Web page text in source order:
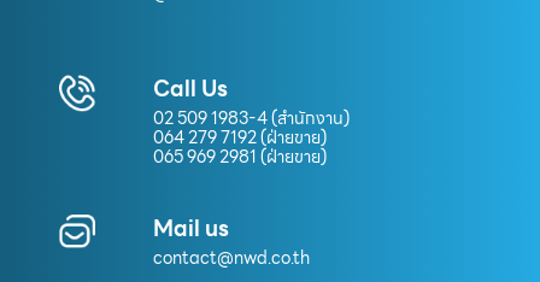
Call Us
02 509 1983-4 (สำนักงาน)
064 279 7192 (ฝ่ายขาย)
065 969 2981 (ฝ่ายขาย)
Mail us
contact@nwd.co.th